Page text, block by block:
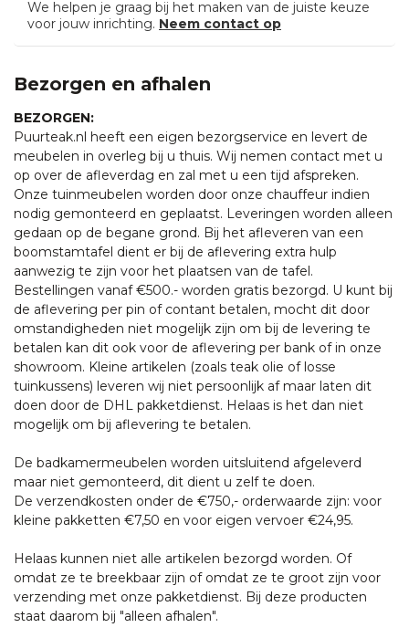
We helpen je graag bij het maken van de juiste keuze
voor jouw inrichting. Neem contact op
Bezorgen en afhalen
BEZORGEN:
Puurteak.nl heeft een eigen bezorgservice en levert de
meubelen in overleg bij u thuis. Wij nemen contact met u
op over de afleverdag en zal met u een tijd afspreken.
Onze tuinmeubelen worden door onze chauffeur indien
nodig gemonteerd en geplaatst. Leveringen worden alleen
gedaan op de begane grond. Bij het afleveren van een
boomstamtafel dient er bij de aflevering extra hulp
aanwezig te zijn voor het plaatsen van de tafel.
Bestellingen vanaf €500.- worden gratis bezorgd. U kunt bij
de aflevering per pin of contant betalen, mocht dit door
omstandigheden niet mogelijk zijn om bij de levering te
betalen kan dit ook voor de aflevering per bank of in onze
showroom. Kleine artikelen (zoals teak olie of losse
tuinkussens) leveren wij niet persoonlijk af maar laten dit
doen door de DHL pakketdienst. Helaas is het dan niet
mogelijk om bij aflevering te betalen.
De badkamermeubelen worden uitsluitend afgeleverd
maar niet gemonteerd, dit dient u zelf te doen.
De verzendkosten onder de €750,- orderwaarde zijn: voor
kleine pakketten €7,50 en voor eigen vervoer €24,95.
Helaas kunnen niet alle artikelen bezorgd worden. Of
omdat ze te breekbaar zijn of omdat ze te groot zijn voor
verzending met onze pakketdienst. Bij deze producten
staat daarom bij "alleen afhalen".